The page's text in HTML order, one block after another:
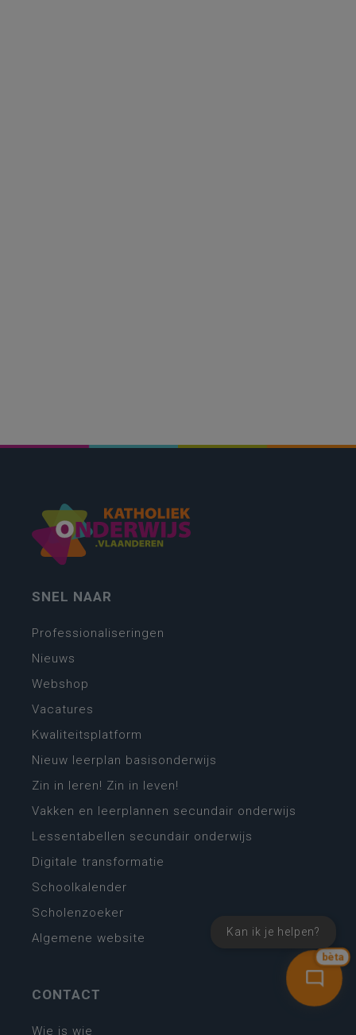
bèta
Kan ik je helpen?
SNEL NAAR
Professionaliseringen
Nieuws
Webshop
Vacatures
Kwaliteitsplatform
Nieuw leerplan basisonderwijs
Zin in leren! Zin in leven!
Vakken en leerplannen secundair onderwijs
Lessentabellen secundair onderwijs
Digitale transformatie
Schoolkalender
Scholenzoeker
Algemene website
CONTACT
Wie is wie